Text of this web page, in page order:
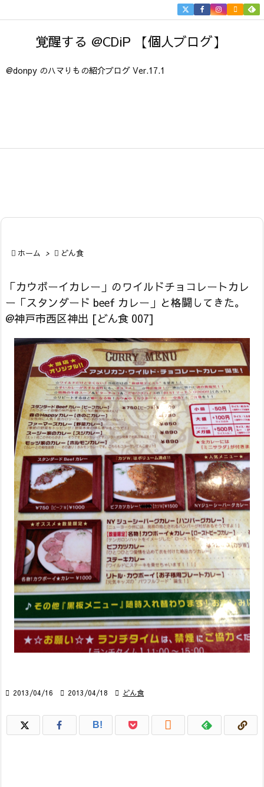
覚醒する @CDiP 【個人ブログ】
@donpy のハマりもの紹介ブログ Ver.17.1


 ホーム >  どん食
「カウボーイカレー」のワイルドチョコレートカレ
ー「スタンダード beef カレー」と格闘してきた。
@神戸市西区神出 [どん食 007]
 2013/04/16  2013/04/18  どん食
B! 